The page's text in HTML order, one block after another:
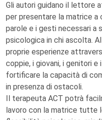
Gli autori guidano il lettore
per presentare la matrice a
parole e i gesti necessari a
psicologica in chi ascolta.
proprie esperienze
coppie, i giovani, i genitori e
fortificare la capacità di
in presenza di ostacoli.
Il terapeuta ACT potrà
lavoro con la matrice tutte